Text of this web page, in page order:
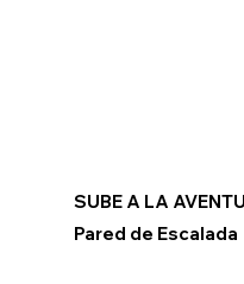
SUBE A LA
Pared de Escalada